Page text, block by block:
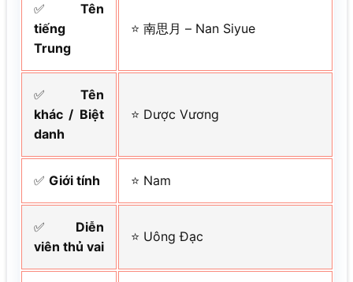
✅ Tên
tiếng
Trung
⭐ 南思月 – Nan Siyue
✅ Tên
khác / Biệt
danh
⭐ Dược Vương
✅ Giới tính ⭐ Nam
✅ Diễn
viên thủ vai
⭐ Uông Đạc